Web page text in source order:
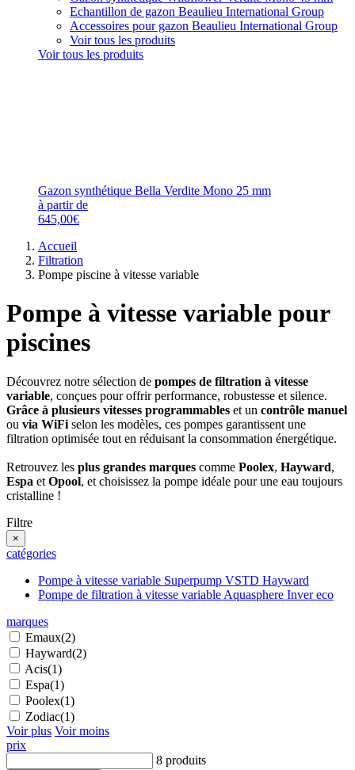
Echantillon de gazon Beaulieu International Group
Accessoires pour gazon Beaulieu International Group
Voir tous les produits
Voir tous les produits
Gazon synthétique Bella Verdite Mono 25 mm
à partir de
645,00€
Accueil
Filtration
Pompe piscine à vitesse variable
Pompe à vitesse variable pour
piscines
Découvrez notre sélection de pompes de filtration à vitesse
variable, conçues pour offrir performance, robustesse et silence.
Grâce à plusieurs vitesses programmables et un contrôle manuel
ou via WiFi selon les modèles, ces pompes garantissent une
filtration optimisée tout en réduisant la consommation énergétique.
Retrouvez les plus grandes marques comme Poolex, Hayward,
Espa et Opool, et choisissez la pompe idéale pour une eau toujours
cristalline !
Filtre
×
catégories
Pompe à vitesse variable Superpump VSTD Hayward
Pompe de filtration à vitesse variable Aquasphere Inver eco
marques
Emaux(2)
Hayward(2)
Acis(1)
Espa(1)
Poolex(1)
Zodiac(1)
Voir plus Voir moins
prix
8 produits